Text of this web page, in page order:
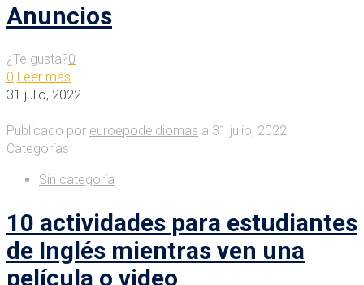
Anuncios
¿Te gusta?0
0 Leer más
31 julio, 2022
Publicado por euroepodeidiomas a 31 julio, 2022
Categorías
Sin categoría
10 actividades para estudiantes
de Inglés mientras ven una
película o video